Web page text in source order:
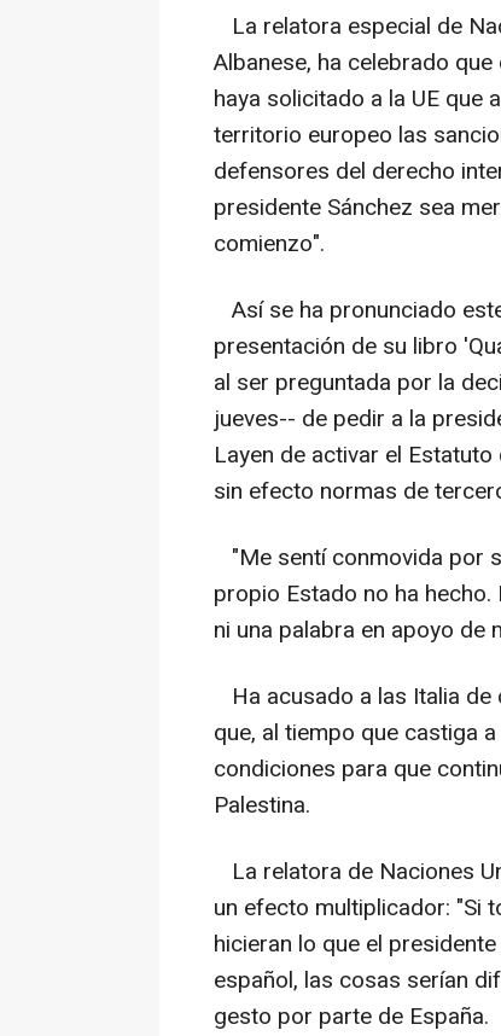
La relatora especial de
Albanese, ha celebrado
haya solicitado a la UE que
territorio europeo las
defensores del derecho
presidente Sánchez sea
comienzo".
Así se ha pronunciado
presentación de su libro
al ser preguntada por la
jueves-- de pedir a la
Layen de activar el
sin efecto normas de
"Me sentí conmovida por
propio Estado no ha
ni una palabra en apoyo de
Ha acusado a las Italia
que, al tiempo que castiga
condiciones para que
Palestina.
La relatora de Naciones
un efecto multiplicador: "Si
hicieran lo que el
español, las cosas serían
gesto por parte de España.